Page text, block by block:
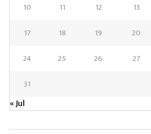
10
11 12 13
17
18 19 20
24
25 26 27
31
« Jul